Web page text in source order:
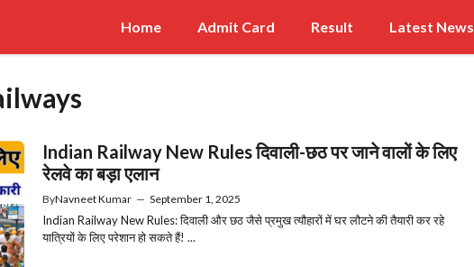
Home Admit Card Result Latest News
Indian Railway New Rules दिवाली-छठ पर जाने वालों के लिए
रेलवे का बड़ा एलान
ByNavneet Kumar — September 1, 2025
Indian Railway New Rules: दिवाली और छठ जैसे प्रमुख त्यौहारों में घर लौटने की तैयारी कर रहे
यात्रियों के लिए परेशान हो सकते हैं! ...